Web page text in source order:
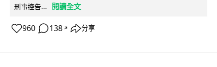
刑事控告...
閱讀全文
960 138 ↗ 分享